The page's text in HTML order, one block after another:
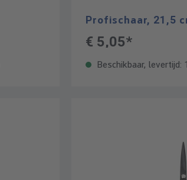
Profischaar, 21,5
€ 5,05*
Beschikbaar, levertijd: